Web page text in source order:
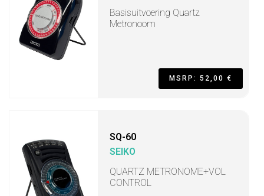
Basisuitvoering Quartz
Metronoom
MSRP: 52,00 €
SQ-60
SEIKO
QUARTZ METRONOME+VOL
CONTROL